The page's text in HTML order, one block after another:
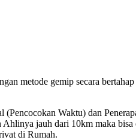
metode gemip secara
Waktu) dan
jauh dari 10km maka
di Rumah.